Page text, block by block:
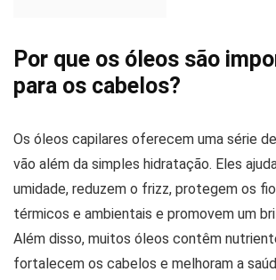
Por que os óleos são
para os cabelos?
Os óleos capilares oferecem uma série
vão além da simples hidratação. Eles
umidade, reduzem o frizz, protegem os
térmicos e ambientais e promovem um
Além disso, muitos óleos contêm
fortalecem os cabelos e melhoram a